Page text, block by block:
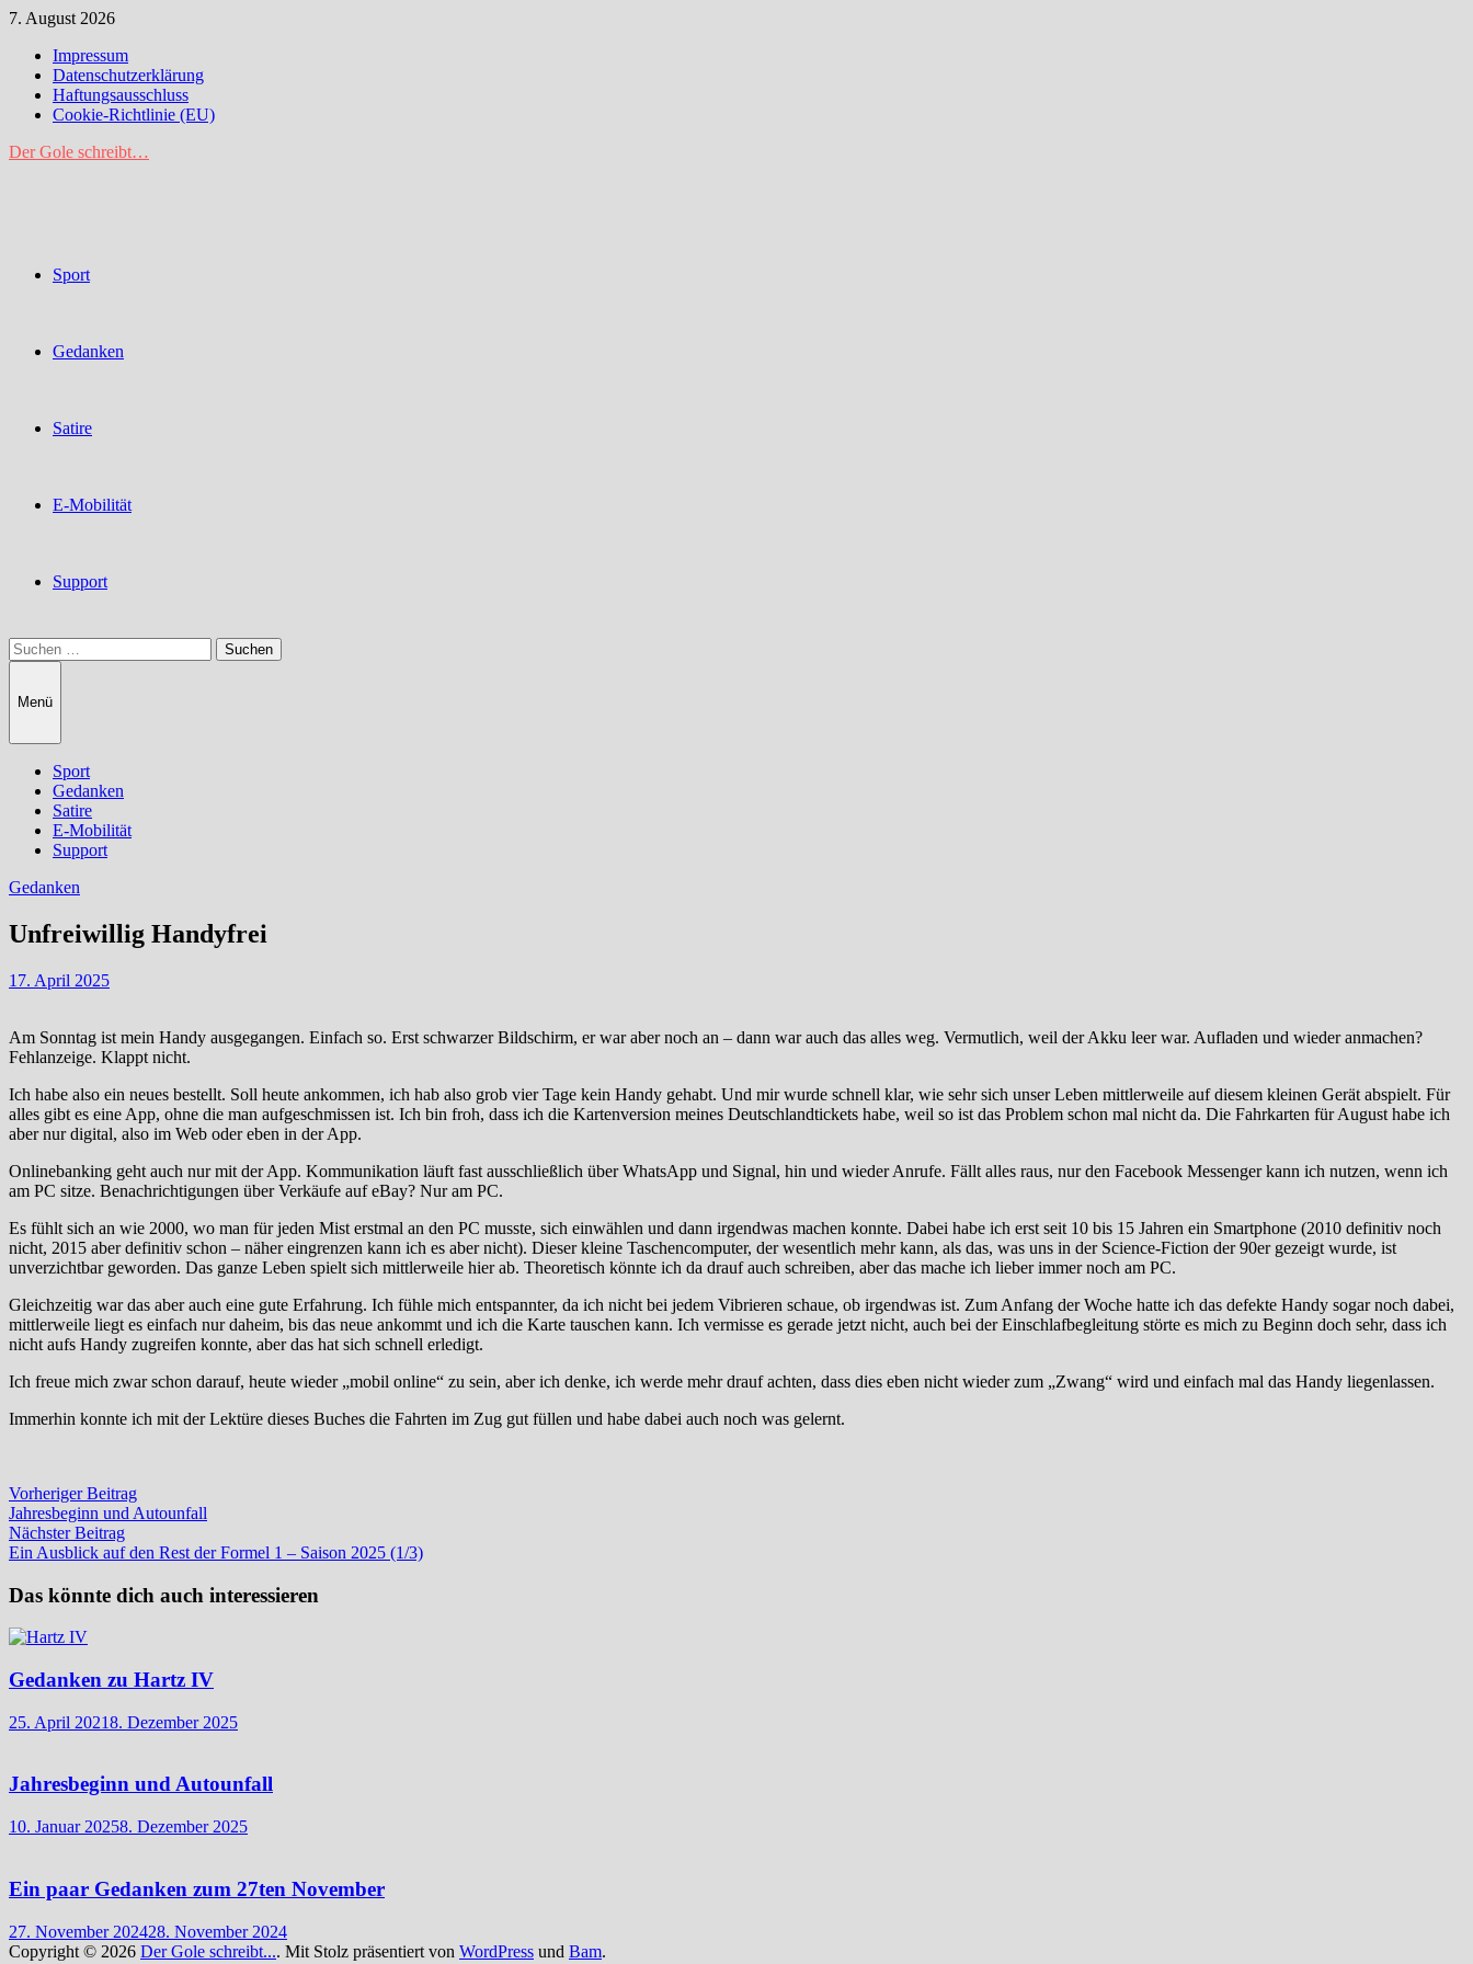
Zum
springen
7. August 2026
Impressum
Datenschutzerklärung
Haftungsausschluss
Cookie-Richtlinie (EU)
Der Gole schreibt…
Sport
Gedanken
Satire
E-Mobilität
Support
Suchen
nach:
Menü
Sport
Gedanken
Satire
E-Mobilität
Support
Gedanken
Unfreiwillig Handyfrei
17. April 2025
Am Sonntag ist mein Handy ausgegangen. Einfach so. Erst schwarzer Bildschirm, er war aber noch an – dann war auch das alles weg. Vermutlich, weil der Akku leer war. Aufladen und wieder anmachen?
Fehlanzeige. Klappt nicht.
Ich habe also ein neues bestellt. Soll heute ankommen, ich hab also grob vier Tage kein Handy gehabt. Und mir wurde schnell klar, wie sehr sich unser Leben mittlerweile auf diesem kleinen Gerät abspielt. Für
alles gibt es eine App, ohne die man aufgeschmissen ist. Ich bin froh, dass ich die Kartenversion meines Deutschlandtickets habe, weil so ist das Problem schon mal nicht da. Die Fahrkarten für August habe ich
aber nur digital, also im Web oder eben in der App.
Onlinebanking geht auch nur mit der App. Kommunikation läuft fast ausschließlich über WhatsApp und Signal, hin und wieder Anrufe. Fällt alles raus, nur den Facebook Messenger kann ich nutzen, wenn ich
am PC sitze. Benachrichtigungen über Verkäufe auf eBay? Nur am PC.
Es fühlt sich an wie 2000, wo man für jeden Mist erstmal an den PC musste, sich einwählen und dann irgendwas machen konnte. Dabei habe ich erst seit 10 bis 15 Jahren ein Smartphone (2010 definitiv noch
nicht, 2015 aber definitiv schon – näher eingrenzen kann ich es aber nicht). Dieser kleine Taschencomputer, der wesentlich mehr kann, als das, was uns in der Science-Fiction der 90er gezeigt wurde, ist
unverzichtbar geworden. Das ganze Leben spielt sich mittlerweile hier ab. Theoretisch könnte ich da drauf auch schreiben, aber das mache ich lieber immer noch am PC.
Gleichzeitig war das aber auch eine gute Erfahrung. Ich fühle mich entspannter, da ich nicht bei jedem Vibrieren schaue, ob irgendwas ist. Zum Anfang der Woche hatte ich das defekte Handy sogar noch dabei,
mittlerweile liegt es einfach nur daheim, bis das neue ankommt und ich die Karte tauschen kann. Ich vermisse es gerade jetzt nicht, auch bei der Einschlafbegleitung störte es mich zu Beginn doch sehr, dass ich
nicht aufs Handy zugreifen konnte, aber das hat sich schnell erledigt.
Ich freue mich zwar schon darauf, heute wieder „mobil online“ zu sein, aber ich denke, ich werde mehr drauf achten, dass dies eben nicht wieder zum „Zwang“ wird und einfach mal das Handy liegenlassen.
Immerhin konnte ich mit der Lektüre dieses Buches die Fahrten im Zug gut füllen und habe dabei auch noch was gelernt.
Beitragsnavigation
Vorheriger BeitragVorheriger
Beitrag:
Jahresbeginn und Autounfall
Nächster BeitragNächster
Beitrag:
Ein Ausblick auf den Rest der Formel 1 – Saison 2025 (1/3)
Das könnte dich auch interessieren
Gedanken zu Hartz IV
25. April 20218. Dezember 2025
Jahresbeginn und Autounfall
10. Januar 20258. Dezember 2025
Ein paar Gedanken zum 27ten November
27. November 202428. November 2024
Copyright © 2026 Der Gole schreibt.... Mit Stolz präsentiert von WordPress und Bam.